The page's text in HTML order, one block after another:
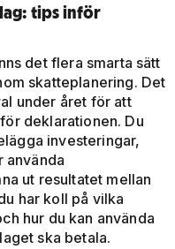
tips inför
det flera smarta sätt
skatteplanering. Det
under året för att
deklarationen. Du
investeringar,
använda
ut resultatet mellan
har koll på vilka
hur du kan använda
ska betala.